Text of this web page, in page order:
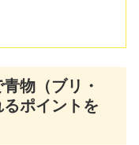
物（ブリ・
ポイントを